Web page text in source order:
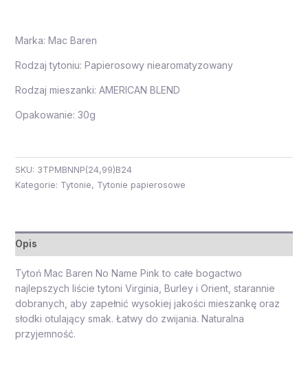
Marka: Mac Baren
Rodzaj tytoniu: Papierosowy niearomatyzowany
Rodzaj mieszanki: AMERICAN BLEND
Opakowanie: 30g
SKU: 3TPMBNNP(24,99)B24
Kategorie: Tytonie, Tytonie papierosowe
Opis
Tytoń Mac Baren No Name Pink to całe bogactwo
najlepszych liście tytoni Virginia, Burley i Orient, starannie
dobranych, aby zapełnić wysokiej jakości mieszankę oraz
słodki otulający smak. Łatwy do zwijania. Naturalna
przyjemność.